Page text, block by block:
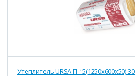
Утеплитель URSA П-15(1250х600х50)